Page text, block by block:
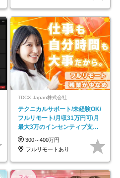
TDCX Japan株式会社
テクニカルサポート/未経験OK/
フルリモート/月収31万円可/月
最大3万のインセンティブ支給/
平均年齢33歳
300～400万円
フルリモートあり